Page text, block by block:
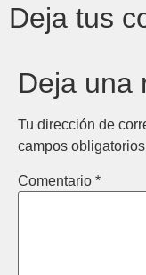
Deja tus
Deja una
Tu dirección de
campos
Comentario *